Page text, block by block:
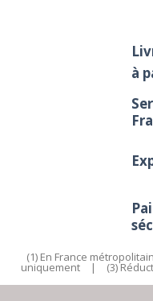
à
(1) En France
uniquement | (3)